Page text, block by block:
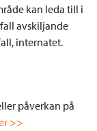
kan leda till i
avskiljande
internatet.
påverkan på
>>